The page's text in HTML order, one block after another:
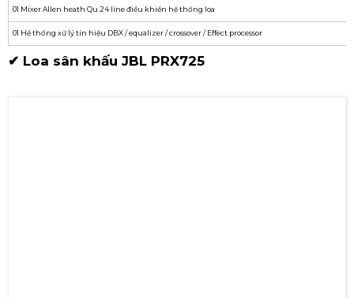
01 Mixer Allen heath Qu 24 line điều khiển hệ thống loa
01 Hệ thống xử lý tín hiệu DBX / equalizer / crossover / Effect processor
✔ Loa sân khấu JBL PRX725